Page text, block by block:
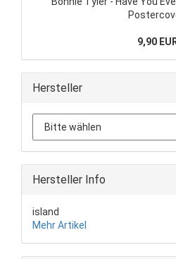
9,90
Hersteller
Hersteller Info
island
Mehr Artikel